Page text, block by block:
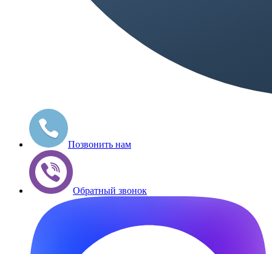
Позвонить нам
Обратный звонок